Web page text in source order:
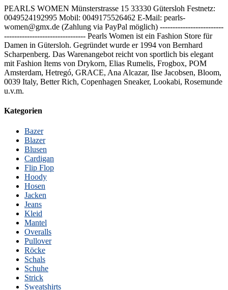
PEARLS WOMEN Münsterstrasse 15 33330 Gütersloh Festnetz:
0049524192995 Mobil: 0049175526462 E-Mail: pearls-
women@gmx.de (Zahlung via PayPal möglich) -------------------------
-------------------------------- Pearls Women ist ein Fashion Store für
Damen in Gütersloh. Gegründet wurde er 1994 von Bernhard
Scharpenberg. Das Warenangebot reicht von sportlich bis elegant
mit Fashion Items von Drykorn, Elias Rumelis, Frogbox, POM
Amsterdam, Hetregó, GRACE, Ana Alcazar, Ilse Jacobsen, Bloom,
0039 Italy, Better Rich, Copenhagen Sneaker, Lookabi, Rosemunde
u.v.m.
Kategorien
Bazer
Blazer
Blusen
Cardigan
Flip Flop
Hoody
Hosen
Jacken
Jeans
Kleid
Mantel
Overalls
Pullover
Röcke
Schals
Schuhe
Strick
Sweatshirts